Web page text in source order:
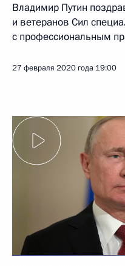
Владимир Путин
и ветеранов Сил
с профессиональным
27 февраля 2020 года 19:00